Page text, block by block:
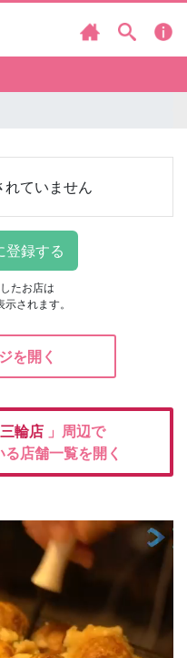
れていません
たお店は
示されます。
を開く
輪店 」周辺で
店舗一覧を開く